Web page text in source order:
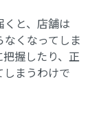
と、店舗は
なくなってしま
握したり、正
しまうわけで